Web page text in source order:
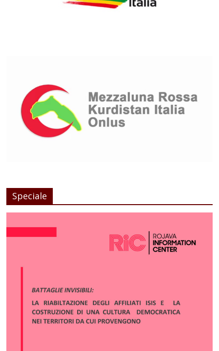
Speciale